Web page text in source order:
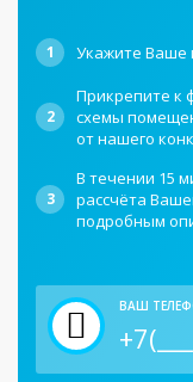
1 Укажите Ваше
2
Прикрепите к
схемы
от нашего
3
В течении 15
рассчёта
подробным
ВАШ